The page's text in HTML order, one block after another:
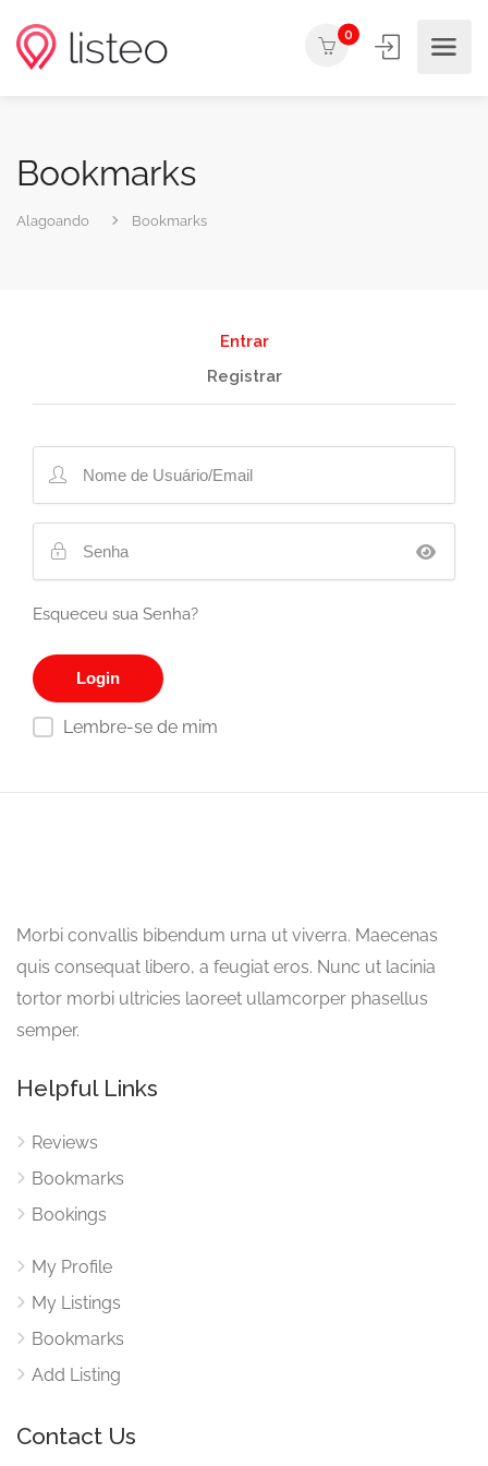
0
Bookmarks
Alagoando Bookmarks
Entrar
Registrar
Esqueceu sua Senha?
Lembre-se de mim
Morbi convallis bibendum urna ut viverra. Maecenas
quis consequat libero, a feugiat eros. Nunc ut lacinia
tortor morbi ultricies laoreet ullamcorper phasellus
semper.
Helpful Links
Reviews
Bookmarks
Bookings
My Profile
My Listings
Bookmarks
Add Listing
Contact Us